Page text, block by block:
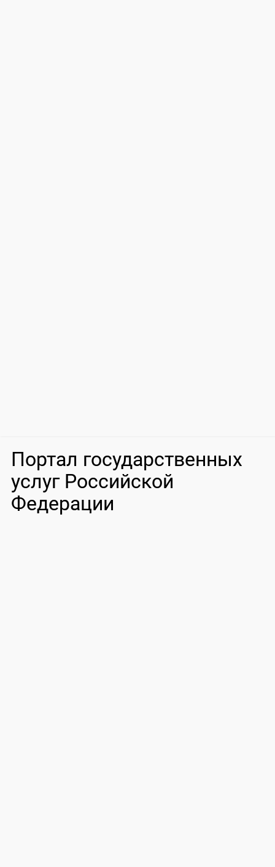
Портал государственных
услуг Российской
Федерации